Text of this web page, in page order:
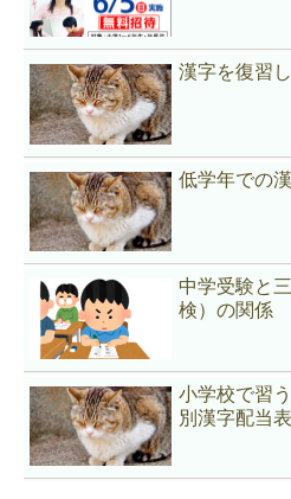
漢字を復習
低学年での
中学受験と
検）の関係
小学校で習
別漢字配当表